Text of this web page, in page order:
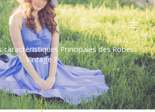
caractéristiques Principales des Robes
Vintage ?